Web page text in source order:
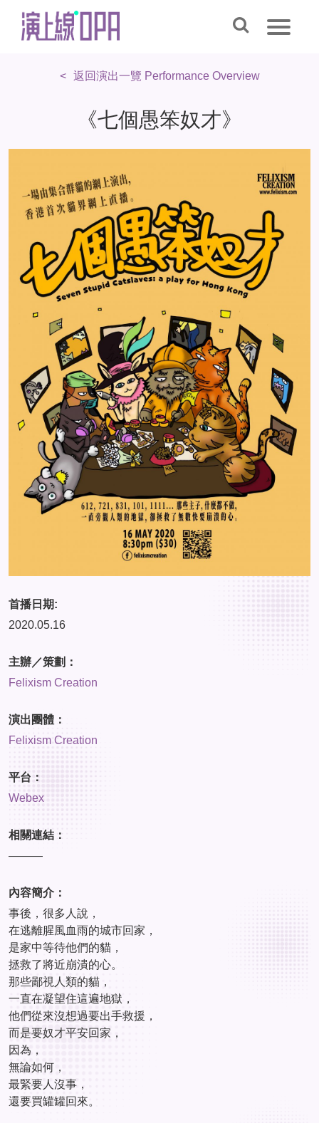
返回演出一覽 Performance Overview
《七個愚笨奴才》
首播日期:
2020.05.16
主辦／策劃：
Felixism Creation
演出團體：
Felixism Creation
平台：
Webex
相關連結：
———
內容簡介：
事後，很多人說，
在逃離腥風血雨的城市回家，
是家中等待他們的貓，
拯救了將近崩潰的心。
那些鄙視人類的貓，
一直在凝望住這遍地獄，
他們從來沒想過要出手救援，
而是要奴才平安回家，
因為，
無論如何，
最緊要人沒事，
還要買罐罐回來。